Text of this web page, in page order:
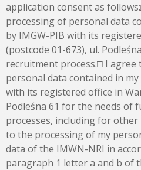
application consent as
processing of personal data
by IMGW-PIB with its
(postcode 01-673), ul.
recruitment process.□ I
personal data contained in
with its registered office in
Podleśna 61 for the needs of
processes, including for
to the processing of my
data of the IMWN-NRI in
paragraph 1 letter a and b of